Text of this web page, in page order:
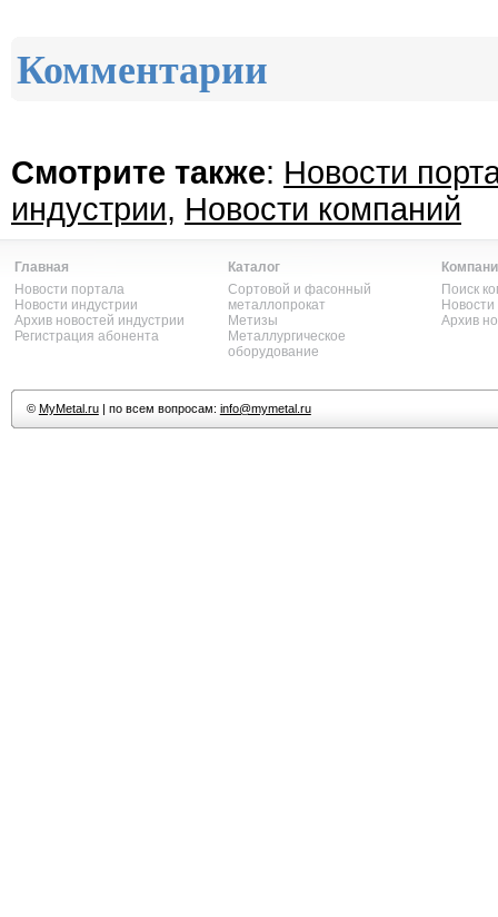
Комментарии
Смотрите также: Новости
индустрии, Новости компаний
Главная
Новости портала
Новости индустрии
Архив новостей индустрии
Регистрация абонента
Каталог
Сортовой и фасонный
металлопрокат
Метизы
Металлургическое
оборудование
Поиск
Архив
© MyMetal.ru| по всем вопросам: info@mymetal.ru